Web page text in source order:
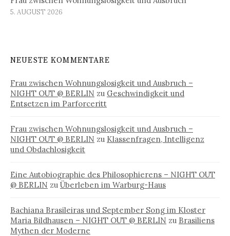
5. AUGUST 2026
NEUESTE KOMMENTARE
Frau zwischen Wohnungslosigkeit und Ausbruch –
NIGHT OUT @ BERLIN zu Geschwindigkeit und
Entsetzen im Parforceritt
Frau zwischen Wohnungslosigkeit und Ausbruch –
NIGHT OUT @ BERLIN zu Klassenfragen, Intelligenz
und Obdachlosigkeit
Eine Autobiographie des Philosophierens – NIGHT OUT
@ BERLIN zu Überleben im Warburg-Haus
Bachiana Brasileiras und September Song im Kloster
Maria Bildhausen – NIGHT OUT @ BERLIN zu Brasiliens
Mythen der Moderne